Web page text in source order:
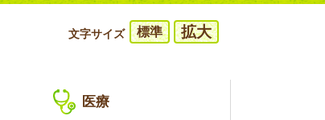
文字サイズ 標準 拡大
医療